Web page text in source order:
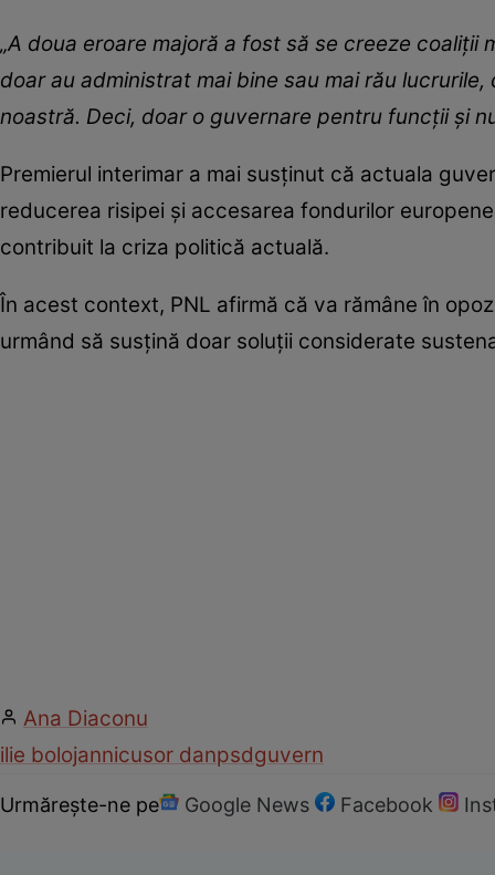
„A doua eroare majoră a fost să se creeze
doar au administrat mai bine sau mai rău
noastră. Deci, doar o guvernare pentru funcţii şi
Premierul interimar a mai susținut că actuala
reducerea risipei și accesarea fondurilor
contribuit la criza politică actuală.
În acest context, PNL afirmă că va rămâne în
urmând să susțină doar soluții considerate
Ana Diaconu
ilie bolojannicusor danpsdguvern
Urmărește-ne pe Google News Facebook